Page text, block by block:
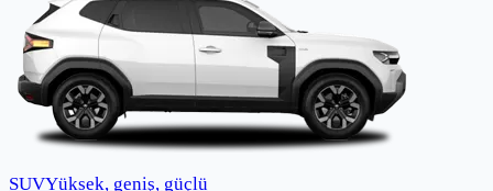
SUVYüksek, geniş, güçlü